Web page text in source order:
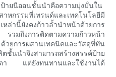
ายนีออนชั้นนำคือความมุ่งมั่นใน
หกรรมที่เทรนด์และเทคโนโลยีมี
ล่านี้ยังคงก้าวล้ำนำหน้าด้วยการ
มถึงการติดตามความก้าวหน้า
วยการผสานเทคนิคและวัสดุที่ทัน
ชั้นนำจึงสามารถสร้างสรรค์ป้าย
ตา แต่ยังทนทานและใช้งานได้